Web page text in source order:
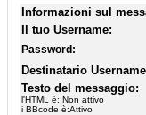
Informazioni sul
Il tuo Username:
Password:
Destinatario
Testo del messaggio:
l'HTML è: Non attivo
i BBcode è:Attivo